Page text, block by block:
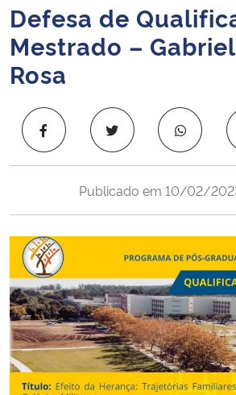
Ministério da Infraestrutura
Ministério da Agricultura, Pecuária e Abastecimento
Ministério da Educação
Ministério de Minas e Energia
Ministério da Ciência, Tecnologia, Inovações e
Ministério do Meio Ambiente
Ministério do Turismo
Início do conteúdo
Defesa de
Mestrado –
Rosa
Publicado em 10/02/